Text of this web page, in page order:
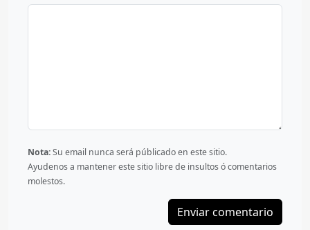
Nota:Su email nunca será públicado en este sitio.
Ayudenos a mantener este sitio libre de insultos ó comentarios
molestos.